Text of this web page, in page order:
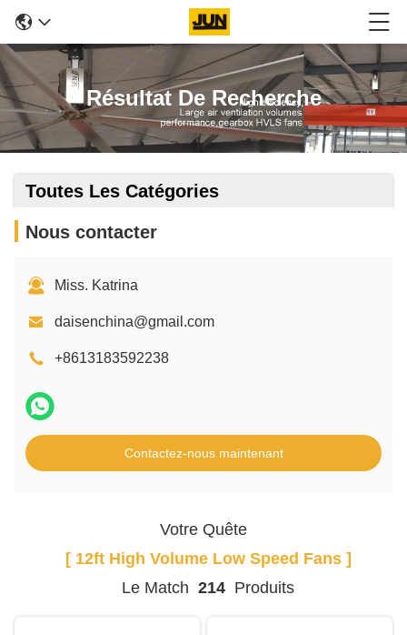
Résultat De Recherche
Toutes Les Catégories
Nous contacter
Miss. Katrina
daisenchina@gmail.com
+8613183592238
Contactez-nous maintenant
Votre Quête
[ 12ft High Volume Low Speed Fans ]
Le Match 214 Produits